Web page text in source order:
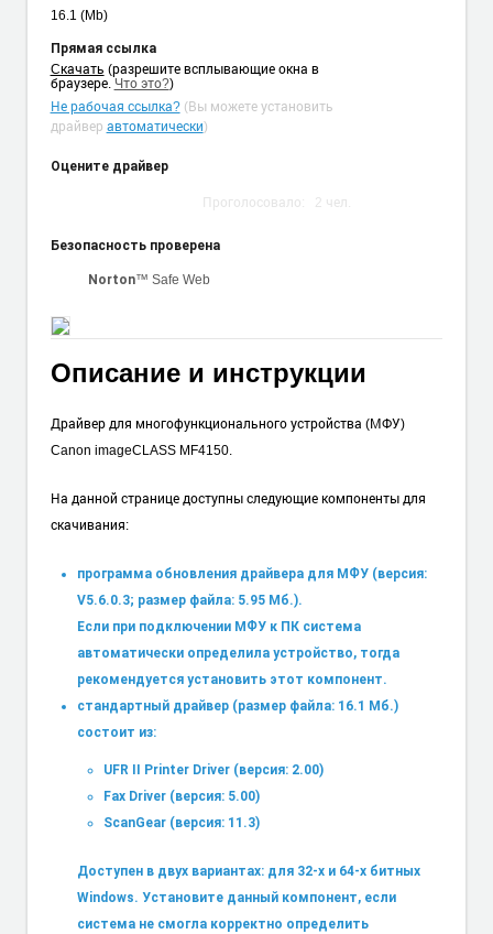
16.1 (Mb)
Прямая ссылка
Cкачать (разрешите всплывающие окна в
браузере. Что это?)
Не рабочая ссылка?(Вы можете установить
драйвер автоматически)
Оцените драйвер
Проголосовало: 2 чел.
Безопасность проверена
Norton™ Safe Web
Описание и инструкции
Драйвер для многофункционального устройства (МФУ)
Canon imageCLASS MF4150.
На данной странице доступны следующие компоненты для
скачивания:
программа обновления драйвера для МФУ (версия:
V5.6.0.3; размер файла: 5.95 Мб.).
Если при подключении МФУ к ПК система
автоматически определила устройство, тогда
рекомендуется установить этот компонент.
стандартный драйвер (размер файла: 16.1 Мб.)
состоит из:
UFR II Printer Driver (версия: 2.00)
Fax Driver (версия: 5.00)
ScanGear (версия: 11.3)
Доступен в двух вариантах: для 32-х и 64-х битных
Windows. Установите данный компонент, если
система не смогла корректно определить